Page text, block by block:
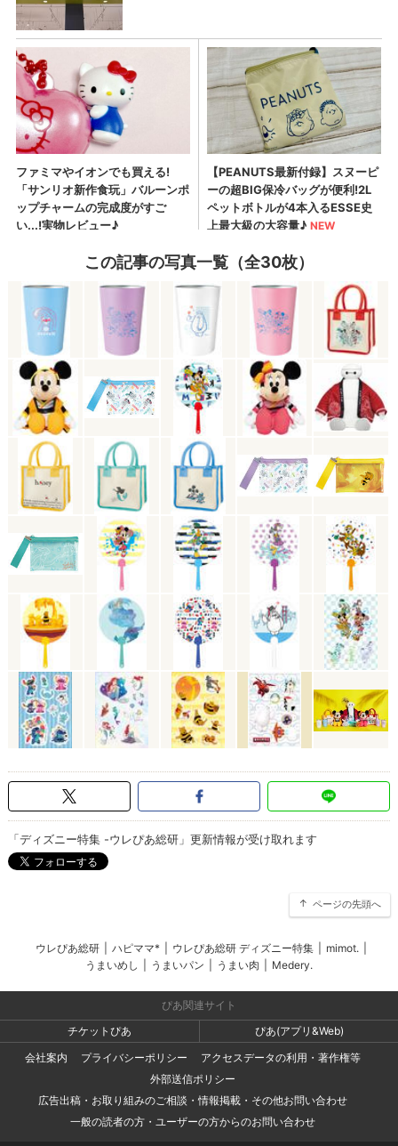
この記事の写真一覧（全30枚）
「ディズニー特集 -ウレぴあ総研」更新情報が受け取れます
ページの先頭へ
ウレぴあ総研 ハピママ* ウレぴあ総研 ディズニー特集 mimot.
うまいめし
うまいパン うまい肉 Medery.
ぴあ関連サイト
チケットぴあ
ぴあ(アプリ&Web)
会社案内
プライバシーポリシー
アクセスデータの利用・著作権等
外部送信ポリシー
広告出稿・お取り組みのご相談・情報掲載・その他お問い合わせ
一般の読者の方・ユーザーの方からのお問い合わせ